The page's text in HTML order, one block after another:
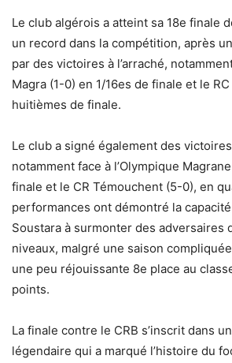
Le club algérois a atteint sa 18e finale
un record dans la compétition, après
par des victoires à l’arraché,
Magra (1-0) en 1/16es de finale et le
huitièmes de finale.
Le club a signé également des
notamment face à l’Olympique
finale et le CR Témouchent (5-0), en
performances ont démontré la
Soustara à surmonter des adversaires
niveaux, malgré une saison
une peu réjouissante 8e place au
points.
La finale contre le CRB s’inscrit dans
légendaire qui a marqué l’histoire du